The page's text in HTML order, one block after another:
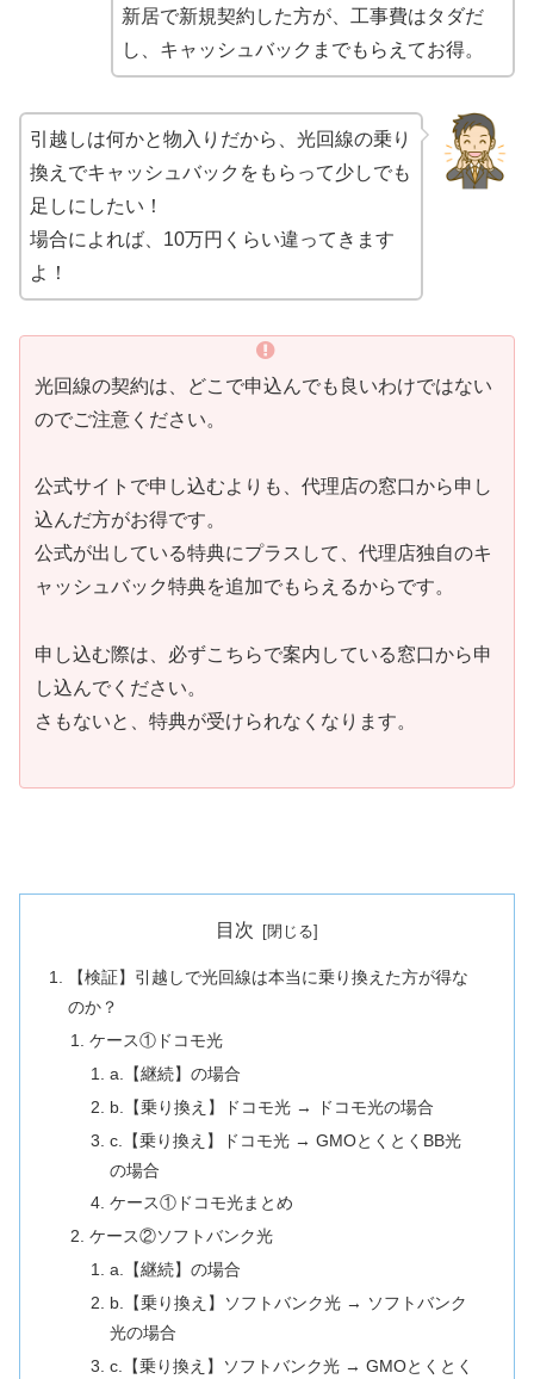
新居で新規契約した方が、工事費はタダだ
し、キャッシュバックまでもらえてお得。
引越しは何かと物入りだから、光回線の乗り
換えでキャッシュバックをもらって少しでも
足しにしたい！
場合によれば、10万円くらい違ってきます
よ！
光回線の契約は、どこで申込んでも良いわけではない
のでご注意ください。
公式サイトで申し込むよりも、代理店の窓口から申し
込んだ方がお得です。
公式が出している特典にプラスして、代理店独自のキ
ャッシュバック特典を追加でもらえるからです。
申し込む際は、必ずこちらで案内している窓口から申
し込んでください。
さもないと、特典が受けられなくなります。
目次
【検証】引越しで光回線は本当に乗り換えた方が得な
のか？
ケース①ドコモ光
a.【継続】の場合
b.【乗り換え】ドコモ光 → ドコモ光の場合
c.【乗り換え】ドコモ光 → GMOとくとくBB光
の場合
ケース①ドコモ光まとめ
ケース②ソフトバンク光
a.【継続】の場合
b.【乗り換え】ソフトバンク光 → ソフトバンク
光の場合
c.【乗り換え】ソフトバンク光 → GMOとくとく